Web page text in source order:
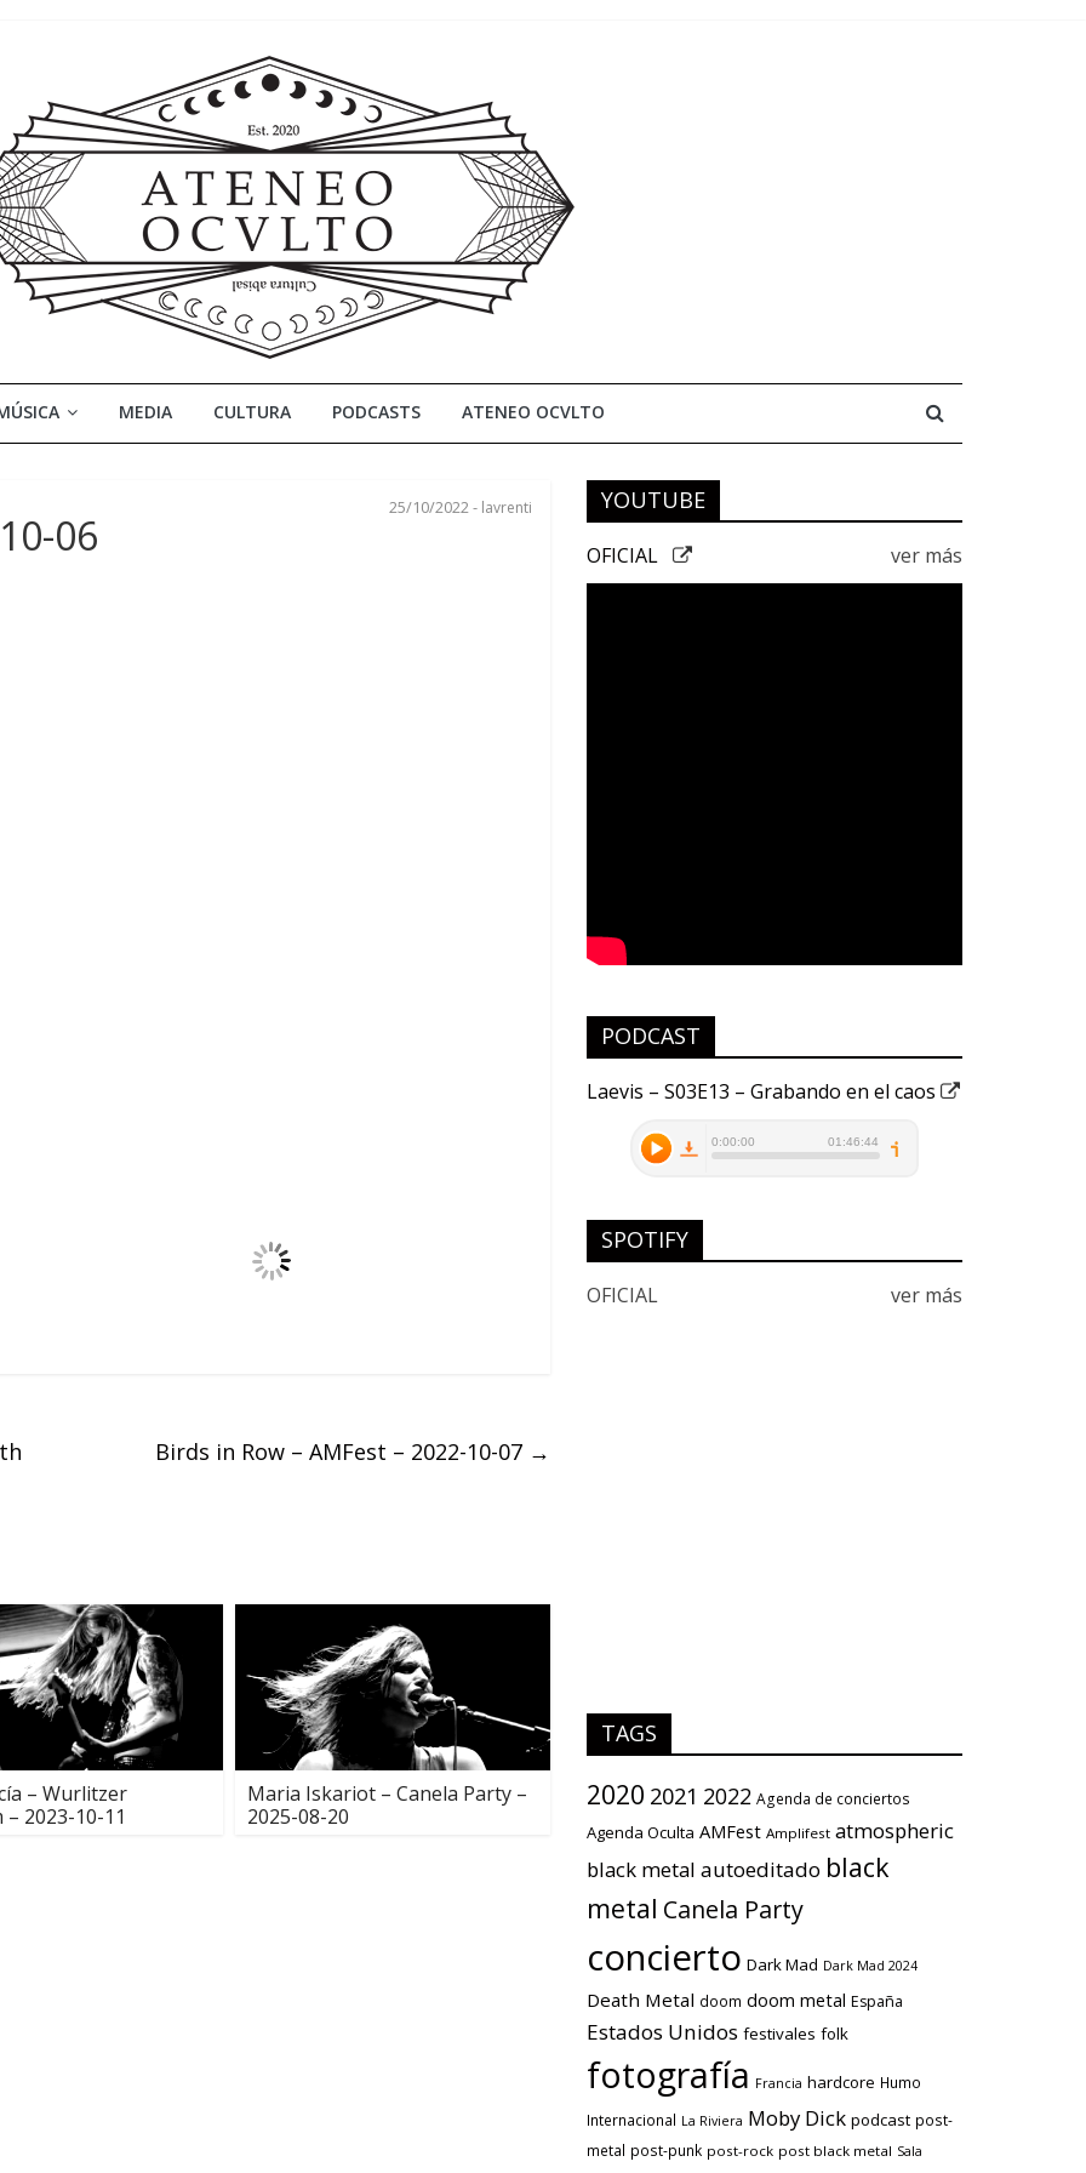
MEDIA CULTURA PODCASTS ATENEO OCVLTO
25/10/2022- lavrenti
06
Birds in Row – AMFest – 2022-10-07 →
– Wurlitzer
2023-10-11
Maria Iskariot – Canela Party –
2025-08-20
YOUTUBE
ver más
OFICIAL
PODCAST
Laevis – S03E13 – Grabando en el caos
SPOTIFY
ver más
OFICIAL
TAGS
2020 2021 2022 Agenda de conciertos
Agenda Oculta AMFest Amplifest atmospheric
black metal autoeditado black
metal Canela Party
concierto Dark Mad Dark Mad 2024
Death Metal doom doom metal España
Estados Unidos festivales folk
fotografía Francia hardcore Humo
Internacional La Riviera Moby Dick podcast post-
metal post-punk post-rock post black metal Sala